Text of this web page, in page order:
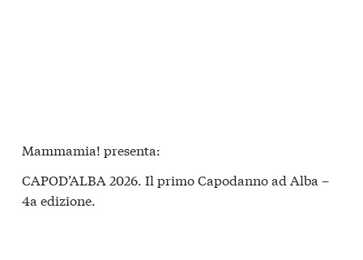
Mammamia! presenta:
CAPOD’ALBA 2026. Il primo Capodanno ad Alba –
4a edizione.